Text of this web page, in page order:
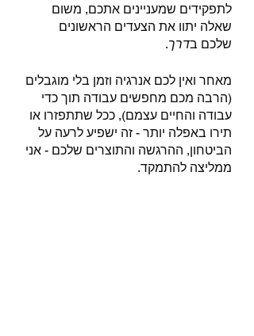
לתפקידים שמעניינים אתכם, משום
שאלה יתוו את הצעדים הראשונים
שלכם בדרך.
מאחר ואין לכם אנרגיה וזמן בלי מוגבלים
(הרבה מכם מחפשים עבודה תוך כדי
עבודה והחיים עצמם), ככל שתתפזרו או
תירו באפלה יותר - זה ישפיע לרעה על
הביטחון, ההרגשה והתוצרים שלכם - אני
ממליצה להתמקד.